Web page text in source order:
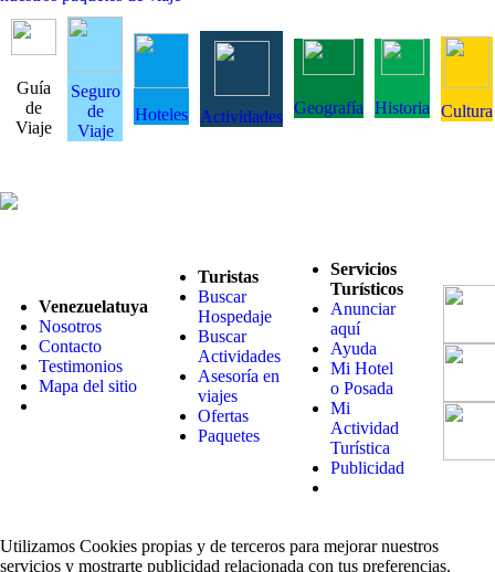
Guía
de
Viaje
Seguro
de
Viaje
Hoteles Actividades Geografía Historia Cultura
Venezuelatuya
Nosotros
Contacto
Testimonios
Mapa del sitio
Turistas
Buscar
Hospedaje
Buscar
Actividades
Asesoría en
viajes
Ofertas
Paquetes
Servicios
Turísticos
Anunciar
aquí
Ayuda
Mi Hotel
o Posada
Mi
Actividad
Turística
Publicidad
Utilizamos Cookies propias y de terceros para mejorar nuestros
servicios y mostrarte publicidad relacionada con tus preferencias.